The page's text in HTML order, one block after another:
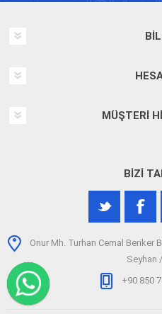
MÜŞTERI
BIZI
Onur Mh. Turhan Cemal Beriker
Seyhan
+90 850